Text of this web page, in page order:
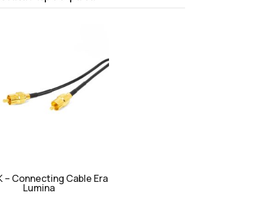
– Connecting Cable Era
Lumina